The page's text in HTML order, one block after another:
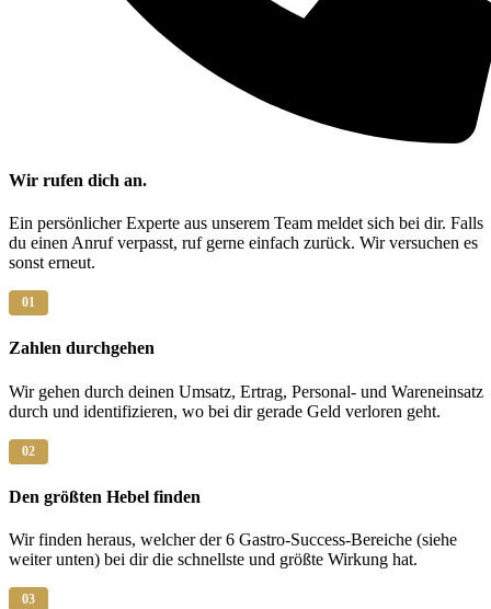
Wir rufen dich an.
Ein persönlicher Experte aus unserem Team meldet sich bei dir. Falls
du einen Anruf verpasst, ruf gerne einfach zurück. Wir versuchen es
sonst erneut.
01
Zahlen durchgehen
Wir gehen durch deinen Umsatz, Ertrag, Personal- und Wareneinsatz
durch und identifizieren, wo bei dir gerade Geld verloren geht.
02
Den größten Hebel finden
Wir finden heraus, welcher der 6 Gastro-Success-Bereiche (siehe
weiter unten) bei dir die schnellste und größte Wirkung hat.
03